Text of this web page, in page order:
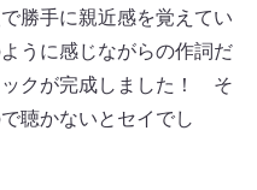
勝手に親近感を覚えてい
うに感じながらの作詞だ
ックが完成しました！ そ
聴かないとセイでし